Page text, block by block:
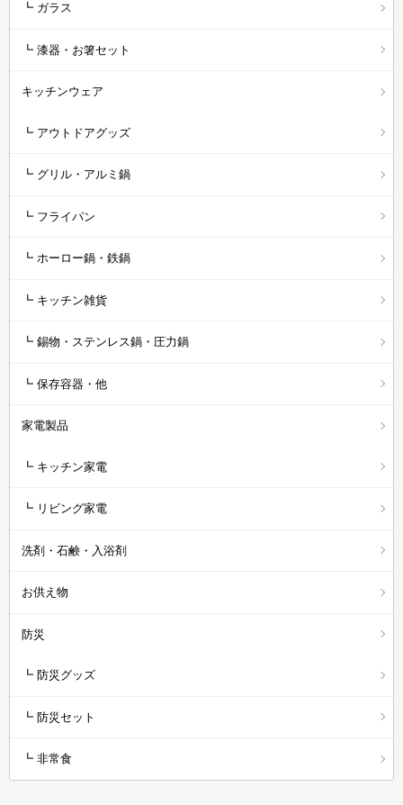
┗ ガラス
┗ 漆器・お箸セット
キッチンウェア
┗ アウトドアグッズ
┗ グリル・アルミ鍋
┗ フライパン
┗ ホーロー鍋・鉄鍋
┗ キッチン雑貨
┗ 錫物・ステンレス鍋・圧力鍋
┗ 保存容器・他
家電製品
┗ キッチン家電
┗ リビング家電
洗剤・石鹸・入浴剤
お供え物
防災
┗ 防災グッズ
┗ 防災セット
┗ 非常食